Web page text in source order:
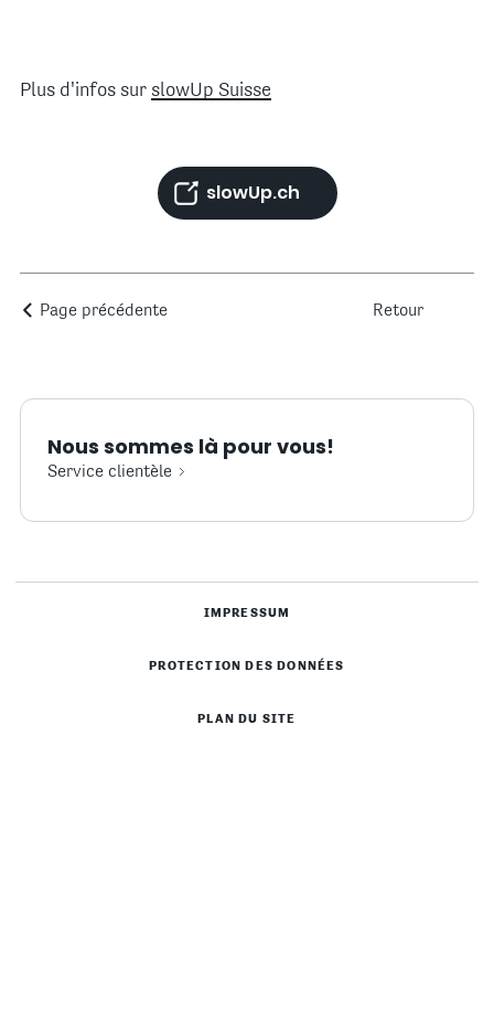
Plus d'infos sur slowUp Suisse
slowUp.ch
Page précédente Retour
Nous sommes là pour vous!
Service clientèle
IMPRESSUM
PROTECTION DES DONNÉES
PLAN DU SITE